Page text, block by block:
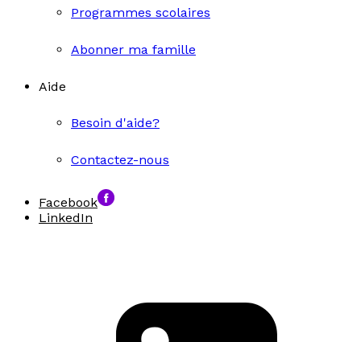
Programmes scolaires
Abonner ma famille
Aide
Besoin d'aide?
Contactez-nous
Facebook
LinkedIn